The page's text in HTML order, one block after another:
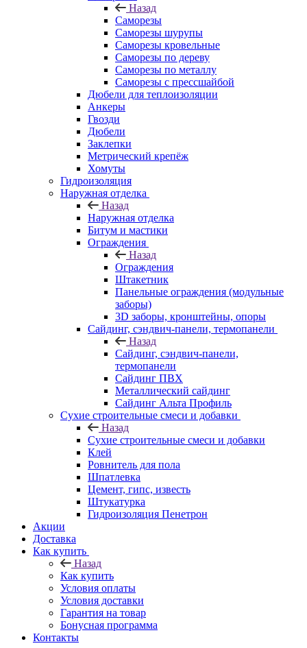
Назад
Саморезы
Саморезы шурупы
Саморезы кровельные
Саморезы по дереву
Саморезы по металлу
Саморезы с прессшайбой
Дюбели для теплоизоляции
Анкеры
Гвозди
Дюбели
Заклепки
Метрический крепёж
Хомуты
Гидроизоляция
Наружная отделка
Назад
Наружная отделка
Битум и мастики
Ограждения
Назад
Ограждения
Штакетник
Панельные ограждения (модульные
заборы)
3D заборы, кронштейны, опоры
Cайдинг, сэндвич-панели, термопанели
Назад
Cайдинг, сэндвич-панели,
термопанели
Сайдинг ПВХ
Металлический сайдинг
Сайдинг Альта Профиль
Сухие строительные смеси и добавки
Назад
Сухие строительные смеси и добавки
Клей
Ровнитель для пола
Шпатлевка
Цемент, гипс, известь
Штукатурка
Гидроизоляция Пенетрон
Акции
Доставка
Как купить
Назад
Как купить
Условия оплаты
Условия доставки
Гарантия на товар
Бонусная программа
Контакты